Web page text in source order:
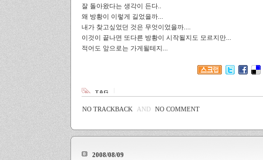
잘 돌아왔다는 생각이 든다..
왜 방황이 이렇게 길었을까...
내가 찾고싶었던 것은 무엇이었을까....
이것이 끝나면 또다른 방황이 시작될지도 모르지만...
적어도 앞으로는 가게될테지...
NO TRACKBACK AND NO COMMENT
2008/08/09